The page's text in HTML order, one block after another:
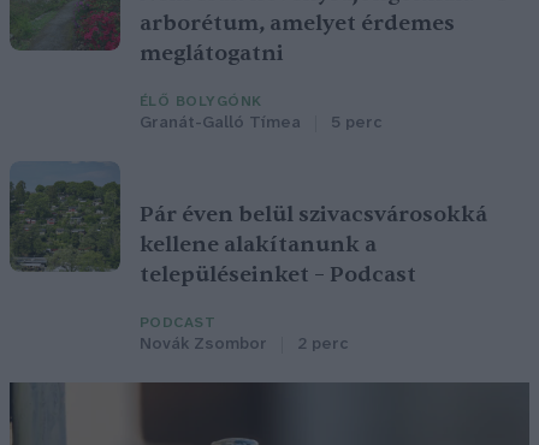
arborétum, amelyet érdemes
meglátogatni
ÉLŐ BOLYGÓNK
Granát-Galló Tímea 5 perc
Pár éven belül szivacsvárosokká
kellene alakítanunk a
településeinket – Podcast
PODCAST
Novák Zsombor 2 perc